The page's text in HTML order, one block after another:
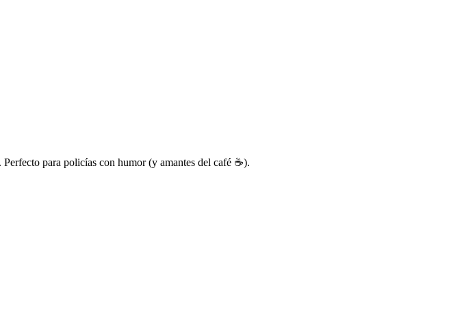
para policías con humor (y amantes del café ☕).